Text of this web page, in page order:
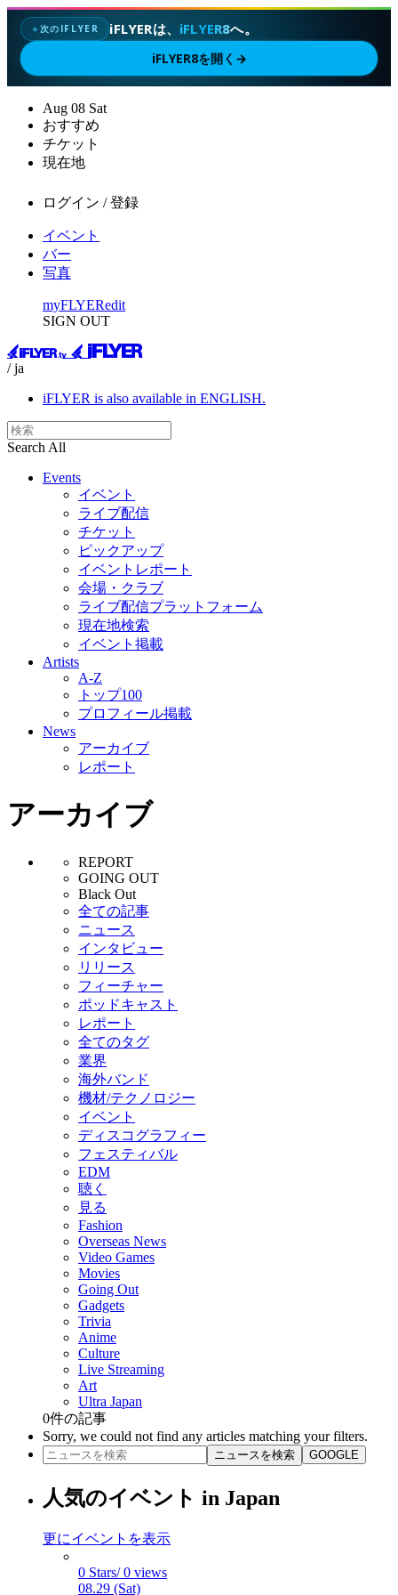
✦次のIFLYER iFLYERは、 iFLYER8へ。
iFLYER8を開く →
Aug 08 Sat
おすすめ
チケット
現在地
ログイン / 登録
イベント
バー
写真
myFLYERedit
SIGN OUT
/ ja
iFLYER is also available in ENGLISH.
Search All
Events
イベント
ライブ配信
チケット
ピックアップ
イベントレポート
会場・クラブ
ライブ配信プラットフォーム
現在地検索
イベント掲載
Artists
A-Z
トップ100
プロフィール掲載
News
アーカイブ
レポート
アーカイブ
REPORT
GOING OUT
Black Out
全ての記事
ニュース
インタビュー
リリース
フィーチャー
ポッドキャスト
レポート
全てのタグ
業界
海外バンド
機材/テクノロジー
イベント
ディスコグラフィー
フェスティバル
EDM
聴く
見る
Fashion
Overseas News
Video Games
Movies
Going Out
Gadgets
Trivia
Anime
Culture
Live Streaming
Art
Ultra Japan
0件の記事
Sorry, we could not find any articles matching your filters.
ニュースを検索 GOOGLE
人気のイベント in Japan
更にイベントを表示
0 Stars/ 0 views
08.29 (Sat)